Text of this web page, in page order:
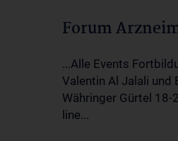
Forum
...Alle Events
Valentin Al Jalali und
Währinger Gürtel
line...